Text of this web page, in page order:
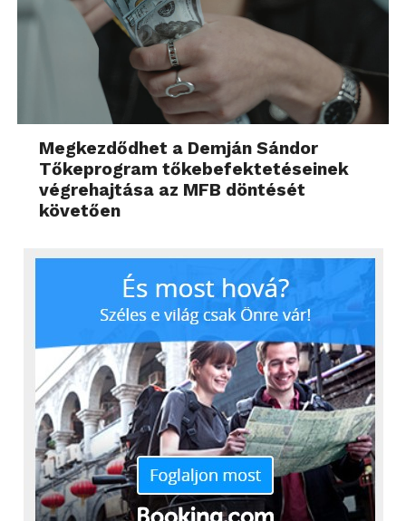
Megkezdődhet a Demján Sándor
Tőkeprogram tőkebefektetéseinek
végrehajtása az MFB döntését
követően